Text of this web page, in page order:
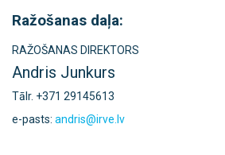
Ražošanas daļa:
RAŽOŠANAS DIREKTORS
Andris Junkurs
Tālr. +371 29145613
e-pasts: andris@irve.lv